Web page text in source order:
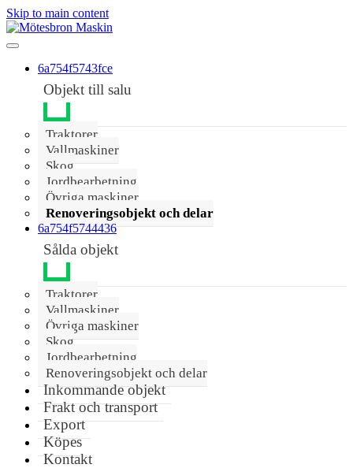
Skip to main content
6a754f5743fce
Objekt till salu
Traktorer
Vallmaskiner
Skog
Jordbearbetning
Övriga maskiner
Renoveringsobjekt och delar
6a754f5744436
Sålda objekt
Traktorer
Vallmaskiner
Övriga maskiner
Skog
Jordbearbetning
Renoveringsobjekt och delar
Inkommande objekt
Frakt och transport
Export
Köpes
Kontakt